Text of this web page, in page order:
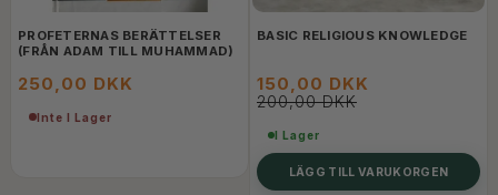
PROFETERNAS BERÄTTELSER
(FRÅN ADAM TILL MUHAMMAD)
250,00 DKK
Inte I Lager
BASIC RELIGIOUS KNOWLEDGE
150,00 DKK
200,00 DKK
I Lager
LÄGG TILL VARUKORGEN